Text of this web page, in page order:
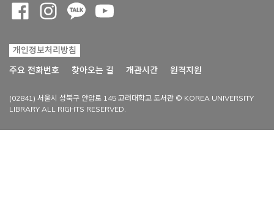
개인정보처리방침
주요 전화번호
찾아오는 길 개관시간 원격지원
(02841) 서울시 성북구 안암로 145 고려대학교 도서관 © KOREA UNIVERSITY
LIBRARY ALL RIGHTS RESERVED.
Opens a new window
Opens a new window
Opens a new window